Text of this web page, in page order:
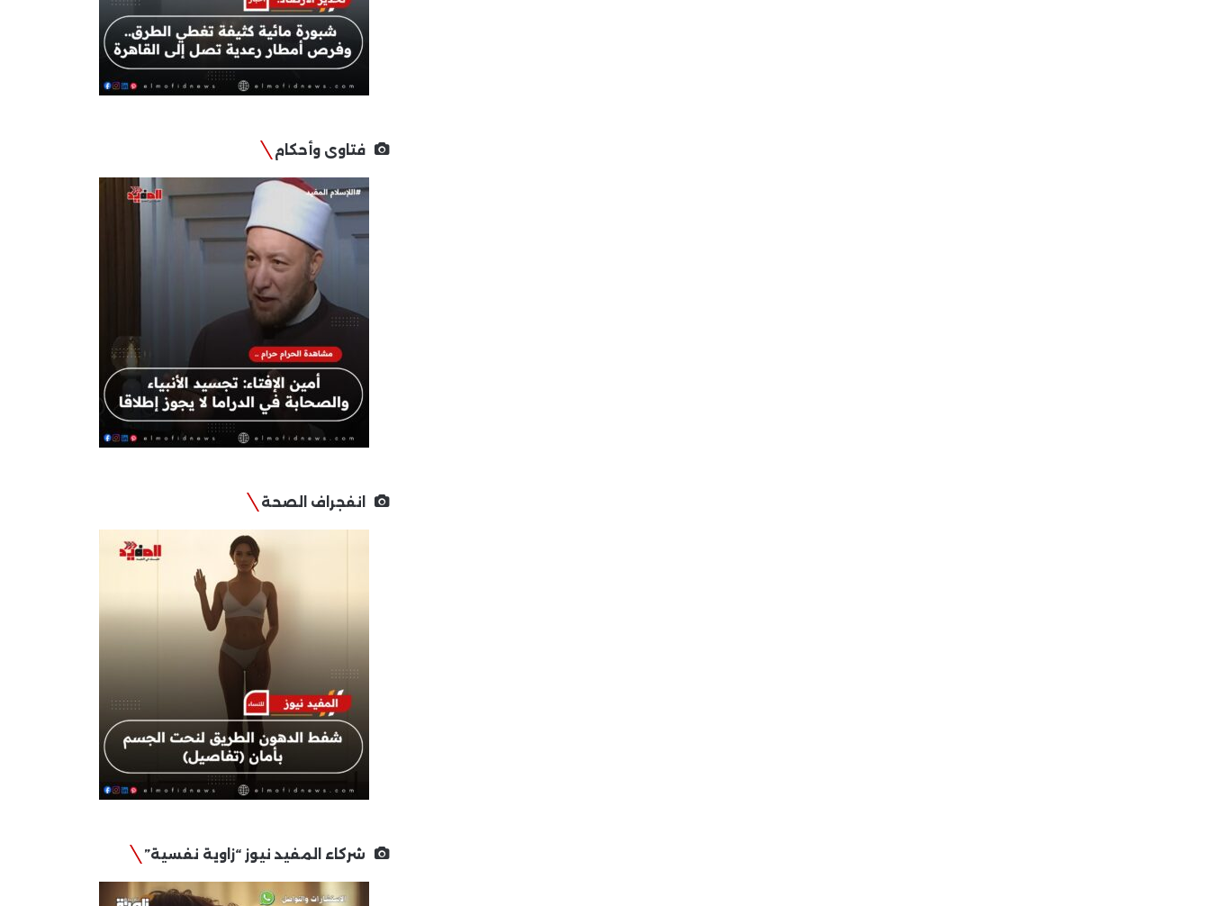
فتاوى وأحكام
انفجراف الصحة
شركاء المفيد نيوز “زاوية نفسية”